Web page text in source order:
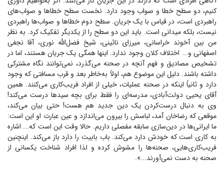
کنیم، دو سطح خطا و صواب وجود دارد. نخست سطح خطا‌ها و صواب‌های
راهبردی است، در قیاس با یک جریان. سطح دوم خطا‌ها و صواب‌ها راهبردی
نیست، بلکه میدانی است. باید این دو سطح را از یکدیگر تفکیک کرد. به نظر
من بین آخوند خراسانی، میرزای نائینی، شیخ فضل‌الله نوری، آقا نجفی
اصفهانی و... اختلاف کلان وجود ندارد. اینها همگی یک جریان هستند، اما در
تشخیص مصادیق و فهم آنچه در صحنه می‌گذرد، نمی‌توانند نگاه مشترکی
داشته باشند. دلیل این موضوع هم، اولاً به‌خاطر بعد و قرب مسافتی که وجود
دارد و ثانیاً اینکه در صحنه عملیات، خیلی از افراد فریب‌کاری می‌کنند. همین
آقای یحیی دولت‌آبادی، مدرسه‌ای را فقط برای بچه سید‌ها درست می‌کند!
وی به دنبال درست‌کردن یک دین جدید هم هست! حتی بیان می‌کند،
موقعی که رضاخان آمد، لباسش را بیرون می‌اندازد و عین عبارت او این است:
ما ایرانی‌ها در دین‌سازی سابقه مفصلی داریم. حالا وقت این است که... اشاره
به کاری است که خودش دارد می‌کند. باب بابیت را دارد باز می‌کند. اینچنین
فریب‌کاری‌هایی، صحنه‌ها را مشوش کرده و لذا افراد شناخت یکسانی از
صحنه به دست نمی‌آورند...».